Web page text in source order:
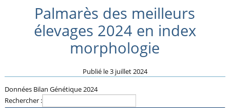
Palmarès des meilleurs
élevages 2024 en index
morphologie
Publié le3 juillet 2024
Données Bilan Génétique 2024
Rechercher :